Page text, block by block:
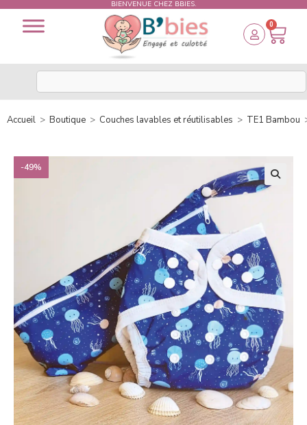
BIENVENUE CHEZ BBIES.
0
Accueil > Boutique > Couches lavables et réutilisables > TE1 Bambou
-49%